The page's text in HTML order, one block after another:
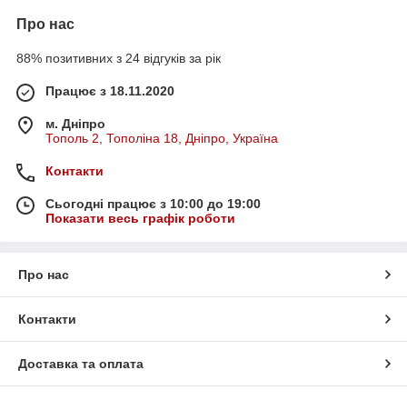
Про нас
88% позитивних з 24 відгуків за рік
Працює з 18.11.2020
м. Дніпро
Тополь 2, Тополіна 18, Дніпро, Україна
Контакти
Сьогодні працює з 10:00 до 19:00
Показати весь графік роботи
Про нас
Контакти
Доставка та оплата